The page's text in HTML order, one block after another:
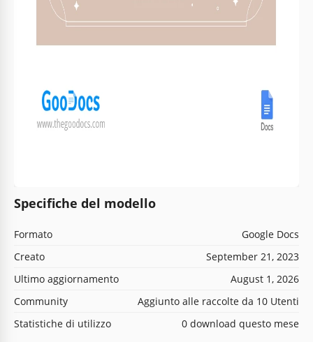
Specifiche del modello
Formato
Google Docs
Creato
September 21, 2023
Ultimo aggiornamento
August 1, 2026
Community
Aggiunto alle raccolte da 10 Utenti
Statistiche di utilizzo
0 download questo mese